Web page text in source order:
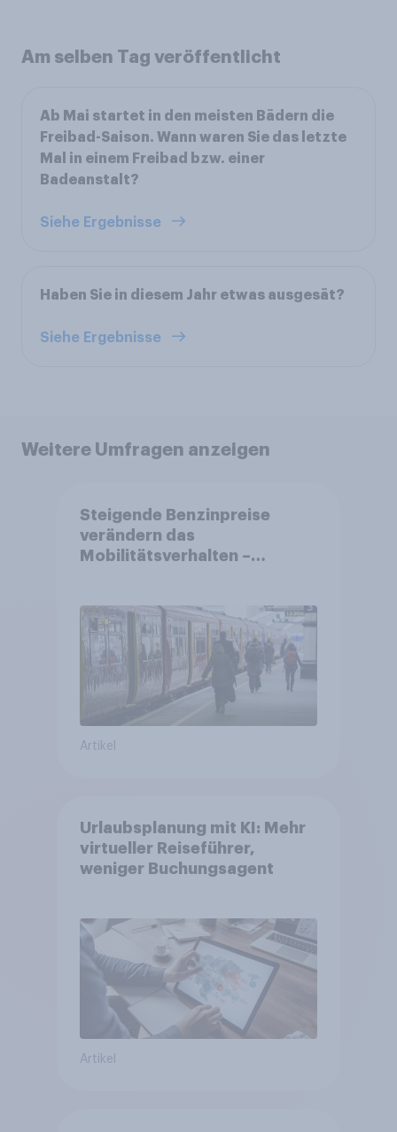
Am selben Tag veröffentlicht
Ab Mai startet in den meisten Bädern die
Freibad-Saison. Wann waren Sie das letzte
Mal in einem Freibad bzw. einer
Badeanstalt?
Siehe Ergebnisse
Haben Sie in diesem Jahr etwas ausgesät?
Siehe Ergebnisse
Weitere Umfragen anzeigen
Steigende Benzinpreise
verändern das
Mobilitätsverhalten –
auf öffentliche
Verkehrsmittel um
Artikel
Urlaubsplanung mit KI: Mehr
virtueller Reiseführer,
weniger Buchungsagent
Artikel